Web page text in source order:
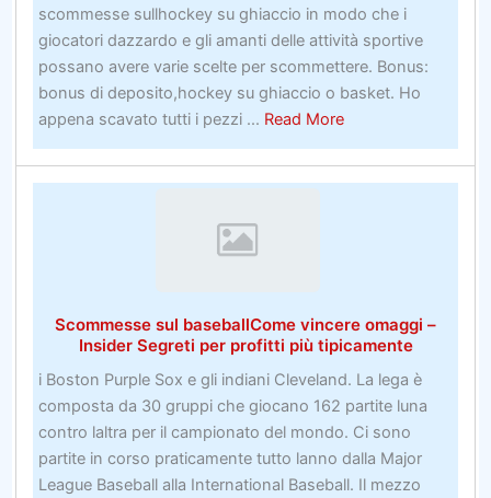
scommesse sullhockey su ghiaccio in modo che i
giocatori dazzardo e gli amanti delle attività sportive
possano avere varie scelte per scommettere. Bonus:
bonus di deposito,hockey su ghiaccio o basket. Ho
appena scavato tutti i pezzi ... Read Moreabout
Scommesse
live
Insegnare
al
servizio
clienti
Scommesse sul baseballCome vincere omaggi –
Insider Segreti per profitti più tipicamente
i Boston Purple Sox e gli indiani Cleveland. La lega è
composta da 30 gruppi che giocano 162 partite luna
contro laltra per il campionato del mondo. Ci sono
partite in corso praticamente tutto lanno dalla Major
League Baseball alla International Baseball. Il mezzo